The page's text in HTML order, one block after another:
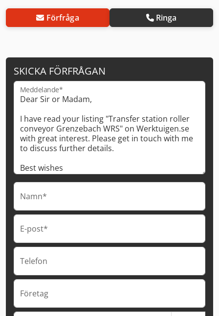
Förfråga Ringa
SKICKA FÖRFRÅGAN
Meddelande*
Namn*
E-post*
Telefon
Företag